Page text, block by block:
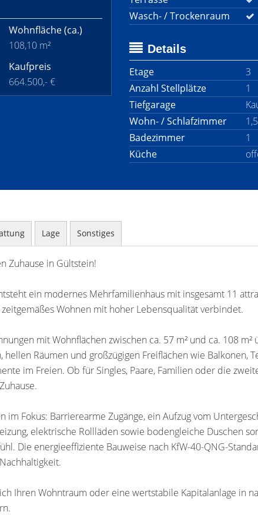
Wohnfläche(ca.)
108,10 m²
Kaufpreis
664.500,- €
Wasch- / Trockenraum
Details
Etage
3
Anzahl Stellplätze
1
Tiefgarage
Wohn- / Schlafzimmer
Badezimmer
1
Küche
Lage Sonstiges
Zuhause in Gültstein!
ein modernes Mehrfamilienhaus mit insgesamt 11
Wohnen mit hoher Lebensqualität verbindet.
mit Wohnflächen zwischen ca. 57 m² und ca. 108 m²
Räumen und großzügigen Freiflächen wie Balkonen,
im Freien. Ob für Singles, Paare, Familien oder die
im Fokus: Barrierearme Zugänge, ein Aufzug vom
elektrische Rollläden sowie bodengleiche Duschen
Die energieeffiziente Bauweise nach KfW-40-QNG-
Ihren Wohntraum oder eine wertstabile Kapitalanlage in